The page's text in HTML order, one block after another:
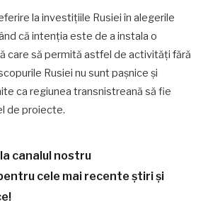
la investițiile Rusiei în alegerile
că intenția este de a instala o
care să permită astfel de activități fără
Rusiei nu sunt pașnice și
ca regiunea transnistreană să fie
de proiecte.
canalul nostru
cele mai recente știri și